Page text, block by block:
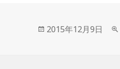
投
2015年12月9日